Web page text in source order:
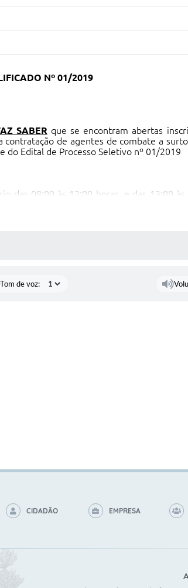
Nº 01/2019
SABER que se encontram abertas
contratação de agentes de combate a
do Edital de Processo Seletivo nº 01/2019
das 08:00 às 12:00 horas, e das 13:00
000.
na Prefeitura Municipal e
Tom de voz:
CIDADÃO EMPRESA